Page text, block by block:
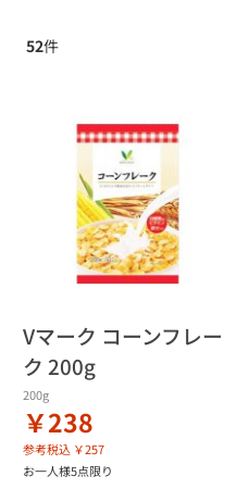
52件
Vマーク コーンフレー
ク 200g
200g
￥238
参考税込 ￥257
お一人様5点限り